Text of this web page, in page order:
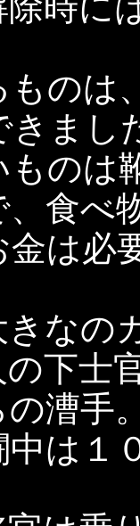
のは
きまし
のは
、食べ
金は必
なの
下士
の漕手
中は１